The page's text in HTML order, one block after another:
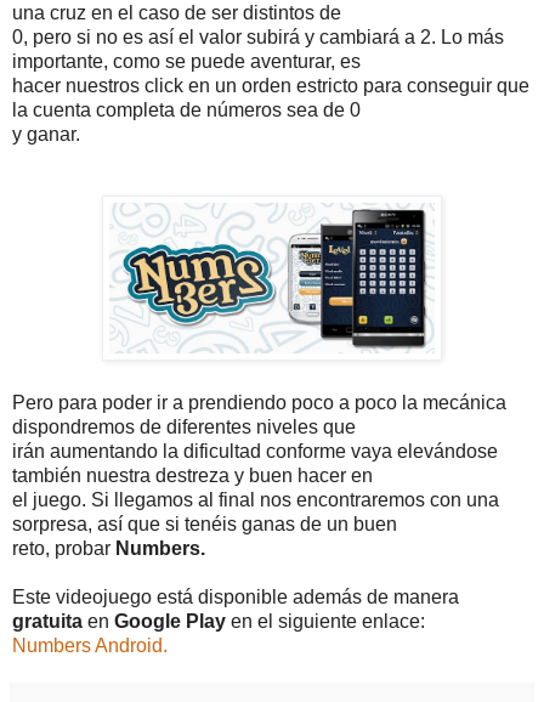
una cruz en el caso de ser distintos de
0, pero si no es así el valor subirá y cambiará a 2. Lo más
importante, como se puede aventurar, es
hacer nuestros click en un orden estricto para conseguir que
la cuenta completa de números sea de 0
y ganar.
Pero para poder ir a prendiendo poco a poco la mecánica
dispondremos de diferentes niveles que
irán aumentando la dificultad conforme vaya elevándose
también nuestra destreza y buen hacer en
el juego. Si llegamos al final nos encontraremos con una
sorpresa, así que si tenéis ganas de un buen
reto, probar Numbers.
Este videojuego está disponible además de manera
gratuita en Google Play en el siguiente enlace:
Numbers Android.